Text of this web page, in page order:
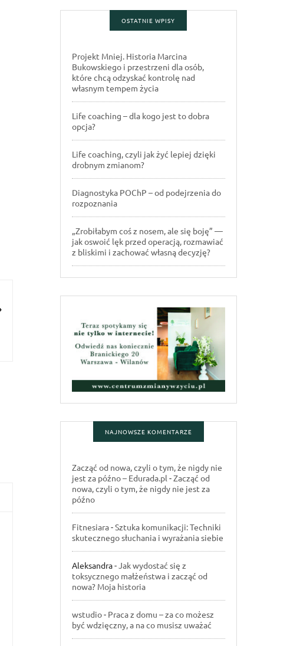
OSTATNIE WPISY
Projekt Mniej. Historia Marcina
Bukowskiego i przestrzeni dla osób,
które chcą odzyskać kontrolę nad
własnym tempem życia
Life coaching – dla kogo jest to dobra
opcja?
Life coaching, czyli jak żyć lepiej dzięki
drobnym zmianom?
Diagnostyka POChP – od podejrzenia do
rozpoznania
„Zrobiłabym coś z nosem, ale się boję” —
jak oswoić lęk przed operacją, rozmawiać
z bliskimi i zachować własną decyzję?
NAJNOWSZE KOMENTARZE
Zacząć od nowa, czyli o tym, że nigdy nie
jest za późno – Edurada.pl -Zacząć od
nowa, czyli o tym, że nigdy nie jest za
późno
Fitnesiara-Sztuka komunikacji: Techniki
skutecznego słuchania i wyrażania siebie
Aleksandra-Jak wydostać się z
toksycznego małżeństwa i zacząć od
nowa? Moja historia
wstudio- Praca z domu – za co możesz
być wdzięczny, a na co musisz uważać